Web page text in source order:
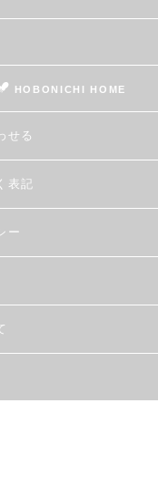
HOBONICHI HOME
せる
表記
ー